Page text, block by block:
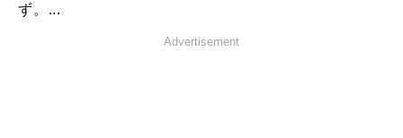
ず。...
Advertisement